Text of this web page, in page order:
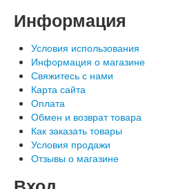
Информация
Условия использования
Информация о магазине
Свяжитесь с нами
Карта сайта
Оплата
Обмен и возврат товара
Как заказать товары
Условия продажи
Отзывы о магазине